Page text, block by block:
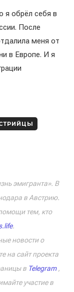
я обрёл себя в
После
меня от
в Европе. И я
эмигранта». В
в Австрию.
тем, кто
.
новости о
на сайт проекта
в Telegram,
участие в